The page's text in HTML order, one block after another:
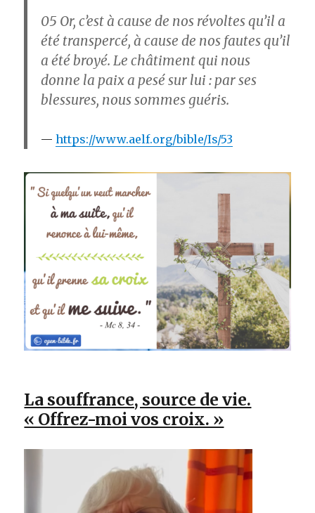
05 Or, c’est à cause de nos révoltes qu’il a
été transpercé, à cause de nos fautes qu’il
a été broyé. Le châtiment qui nous
donne la paix a pesé sur lui : par ses
blessures, nous sommes guéris.
https://www.aelf.org/bible/Is/53
La souffrance, source de vie.
« Offrez-moi vos croix. »